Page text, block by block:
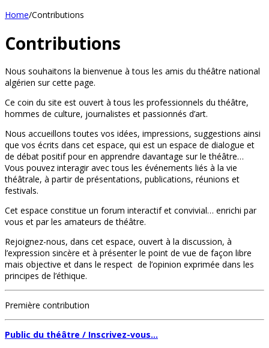
Home/Contributions
Contributions
Nous souhaitons la bienvenue à tous les amis du théâtre national
algérien sur cette page.
Ce coin du site est ouvert à tous les professionnels du théâtre,
hommes de culture, journalistes et passionnés d’art.
Nous accueillons toutes vos idées, impressions, suggestions ainsi
que vos écrits dans cet espace, qui est un espace de dialogue et
de débat positif pour en apprendre davantage sur le théâtre…
Vous pouvez interagir avec tous les événements liés à la vie
théâtrale, à partir de présentations, publications, réunions et
festivals.
Cet espace constitue un forum interactif et convivial… enrichi par
vous et par les amateurs de théâtre.
Rejoignez-nous, dans cet espace, ouvert à la discussion, à
l’expression sincère et à présenter le point de vue de façon libre
mais objective et dans le respect de l’opinion exprimée dans les
principes de l’éthique.
Première contribution
Public du théâtre / Inscrivez-vous…